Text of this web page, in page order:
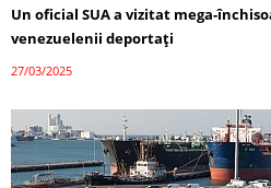
Un oficial SUA a vizitat mega-
venezuelenii deportați
27/03/2025